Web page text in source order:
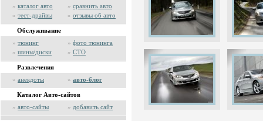
» каталог авто » сравнить авто
» тест-драйвы » отзывы об авто
Обслуживание
» тюнинг » фото тюнинга
» шины/диски » СТО
Развлечения
» анекдоты » авто-блог
Каталог Авто-сайтов
» авто-сайты » добавить сайт